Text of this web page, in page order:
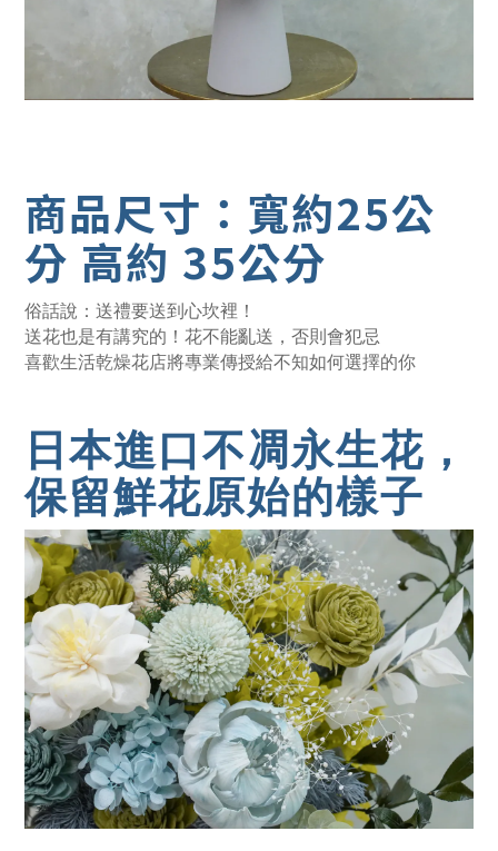
商品尺寸：寬約25公
分 高約 35公分
俗話說：送禮要送到心坎裡！
送花也是有講究的！花不能亂送，否則會犯忌
喜歡生活乾燥花店將專業傳授給不知如何選擇的你
日本進口不凋永生花，
保留鮮花原始的樣子